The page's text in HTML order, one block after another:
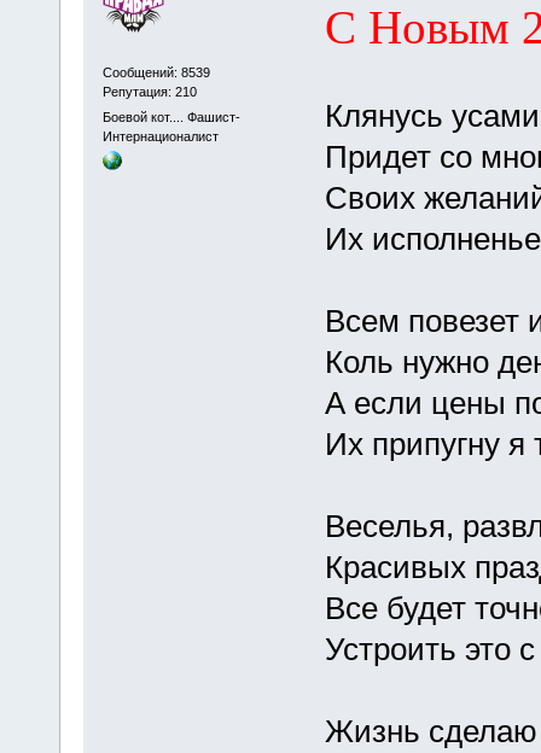
Сообщений: 8539
Репутация: 210
Боевой кот.... Фашист-
Интернационалист
С Новым
Клянусь
Придет со
Своих
Их
Всем повезет
Коль нужно
А если цены
Их припугну я
Веселья,
Красивых
Все будет
Устроить это
Жизнь сделаю